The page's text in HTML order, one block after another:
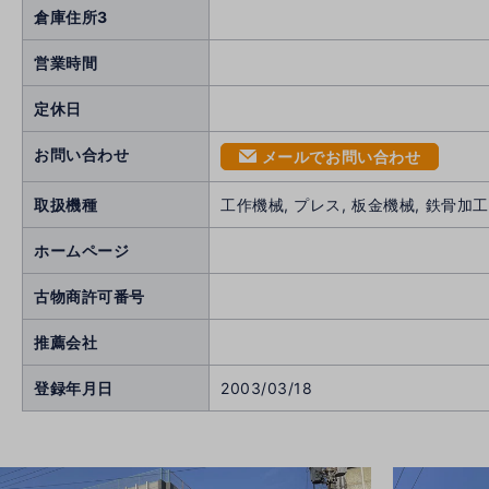
倉庫住所3
営業時間
定休日
お問い合わせ mail メールでお問い合わせ
取扱機種 工作機械, プレス, 板金機械, 鉄骨加
ホームページ
古物商許可番号
推薦会社
登録年月日 2003/03/18